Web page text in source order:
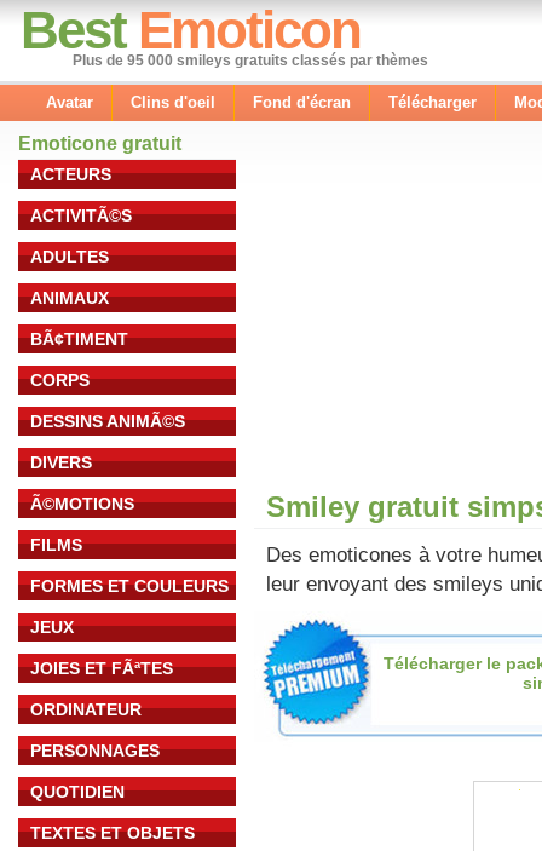
Best Emoticon
Plus de 95 000 smileys gratuits classés par thèmes
Avatar Clins d'oeil Fond d'écran Télécharger
Emoticone gratuit
ACTEURS
ACTIVITÃ©S
ADULTES
ANIMAUX
BÃ¢TIMENT
CORPS
DESSINS ANIMÃ©S
DIVERS
Ã©MOTIONS
FILMS
FORMES ET COULEURS
JEUX
JOIES ET FÃªTES
ORDINATEUR
PERSONNAGES
QUOTIDIEN
TEXTES ET OBJETS
Smiley gratuit
Des emoticones à votre
leur envoyant des smileys
Télécharger le